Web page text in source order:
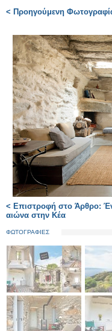
< Προηγούμενη
< Επιστροφή στο Άρθρο:
αιώνα στην Κέα
ΦΩΤΟΓΡΑΦΙΕΣ